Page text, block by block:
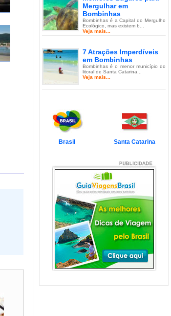
Mergulhar em
Bombinhas
Bombinhas é a Capital do Mergulho
Ecológico, mas existem b...
Veja mais...
7 Atrações Imperdíveis
em Bombinhas
Bombinhas é o menor município do
litoral de Santa Catarina...
Veja mais...
de Balneário Camboriú e
Balneário Camboriú é um passeio
em Florianópolis
Florianópolis é um dos destinos mais
desejados dos último...
Veja mais...
Garopaba e Região com
Crianças
Garopaba é um município de Santa
Catarina a 80 quilômetro...
Veja mais...
Litoral de Santa Catarina
Brasil Santa Catarina